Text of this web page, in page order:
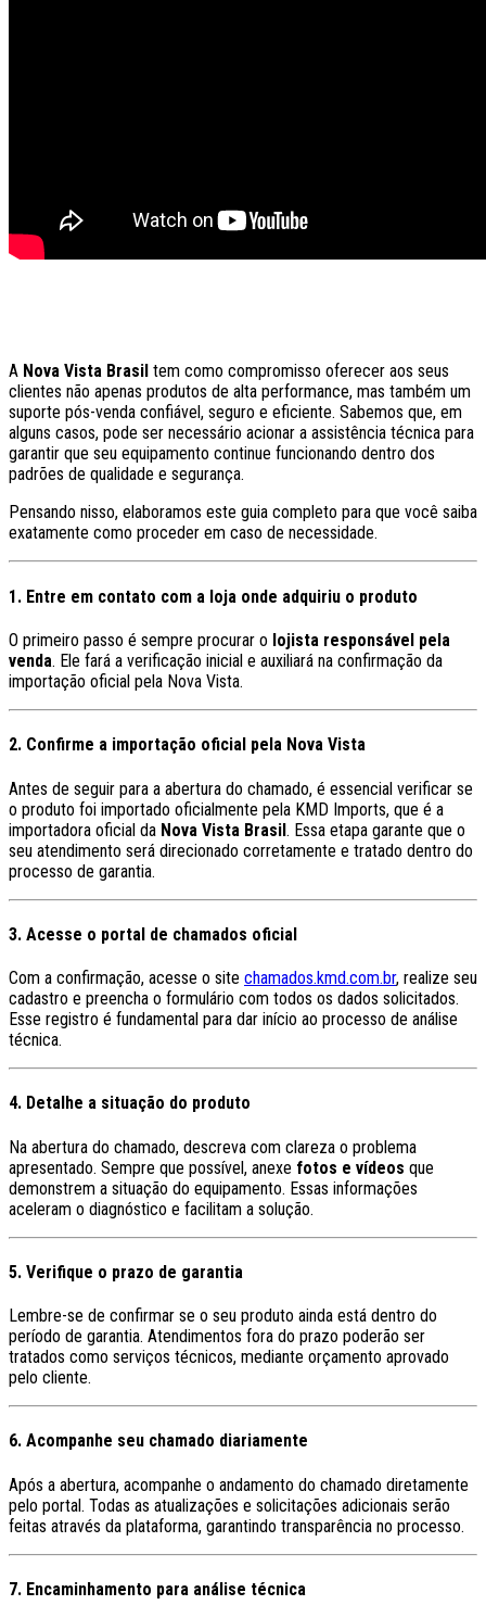
A Nova Vista Brasil tem como compromisso oferecer aos seus
clientes não apenas produtos de alta performance, mas também um
suporte pós-venda confiável, seguro e eficiente. Sabemos que, em
alguns casos, pode ser necessário acionar a assistência técnica para
garantir que seu equipamento continue funcionando dentro dos
padrões de qualidade e segurança.
Pensando nisso, elaboramos este guia completo para que você saiba
exatamente como proceder em caso de necessidade.
1. Entre em contato com a loja onde adquiriu o produto
O primeiro passo é sempre procurar o lojista responsável pela
venda. Ele fará a verificação inicial e auxiliará na confirmação da
importação oficial pela Nova Vista.
2. Confirme a importação oficial pela Nova Vista
Antes de seguir para a abertura do chamado, é essencial verificar se
o produto foi importado oficialmente pela KMD Imports, que é a
importadora oficial da Nova Vista Brasil. Essa etapa garante que o
seu atendimento será direcionado corretamente e tratado dentro do
processo de garantia.
3. Acesse o portal de chamados oficial
Com a confirmação, acesse o site chamados.kmd.com.br, realize seu
cadastro e preencha o formulário com todos os dados solicitados.
Esse registro é fundamental para dar início ao processo de análise
técnica.
4. Detalhe a situação do produto
Na abertura do chamado, descreva com clareza o problema
apresentado. Sempre que possível, anexe fotos e vídeos que
demonstrem a situação do equipamento. Essas informações
aceleram o diagnóstico e facilitam a solução.
5. Verifique o prazo de garantia
Lembre-se de confirmar se o seu produto ainda está dentro do
período de garantia. Atendimentos fora do prazo poderão ser
tratados como serviços técnicos, mediante orçamento aprovado
pelo cliente.
6. Acompanhe seu chamado diariamente
Após a abertura, acompanhe o andamento do chamado diretamente
pelo portal. Todas as atualizações e solicitações adicionais serão
feitas através da plataforma, garantindo transparência no processo.
7. Encaminhamento para análise técnica